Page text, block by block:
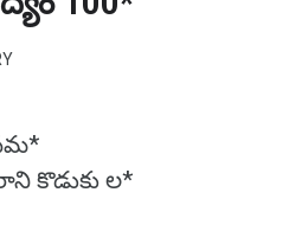
కొడుకు ల*